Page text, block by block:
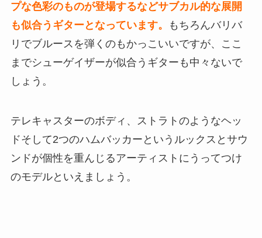
プな色彩のものが登場するなどサブカル的な展開
も似合うギターとなっています。
もちろんバリバ
リでブルースを弾くのもかっこいいですが、ここ
までシューゲイザーが似合うギターも中々ないで
しょう。
テレキャスターのボディ、ストラトのようなヘッ
ドそして2つのハムバッカーというルックスとサウ
ンドが個性を重んじるアーティストにうってつけ
のモデルといえましょう。